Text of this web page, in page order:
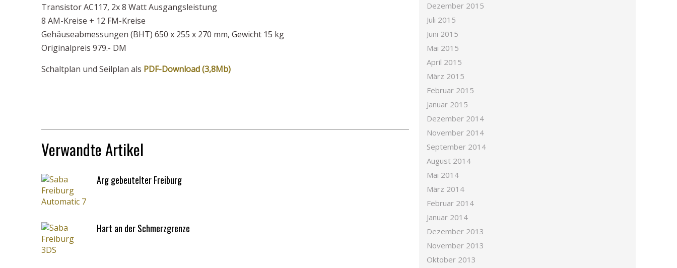
Transistor AC117, 2x 8 Watt Ausgangsleistung
8 AM-Kreise + 12 FM-Kreise
Gehäuseabmessungen (BHT) 650 x 255 x 270 mm, Gewicht 15 kg
Originalpreis 979.- DM
Schaltplan und Seilplan als PDF-Download (3,8Mb)
Verwandte Artikel
Arg gebeutelter Freiburg
Hart an der Schmerzgrenze
Dezember 2015
Juli 2015
Juni 2015
Mai 2015
April 2015
März 2015
Februar 2015
Januar 2015
Dezember 2014
November 2014
September 2014
August 2014
Mai 2014
März 2014
Februar 2014
Januar 2014
Dezember 2013
November 2013
Oktober 2013